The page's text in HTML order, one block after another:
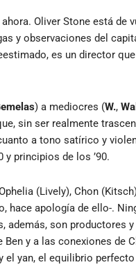
Oliver Stone está de
y observaciones del
es un director que
) a mediocres (W., Wall
sin ser realmente
a tono satírico y
principios de los ’90.
(Lively), Chon
hace apología de ello-.
además, son productores y
y a las conexiones de
el yan, el equilibrio